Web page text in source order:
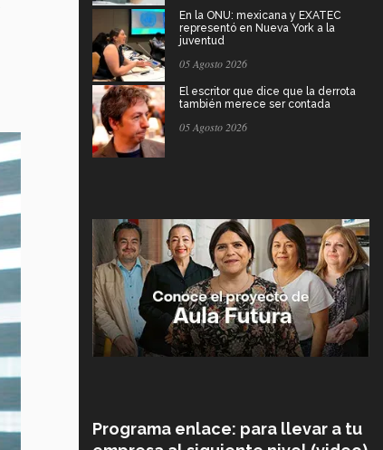
En la ONU: mexicana y EXATEC
representó en Nueva York a la
juventud
05 Agosto 2026
El escritor que dice que la derrota
también merece ser contada
05 Agosto 2026
Programa enlace: para llevar a tu